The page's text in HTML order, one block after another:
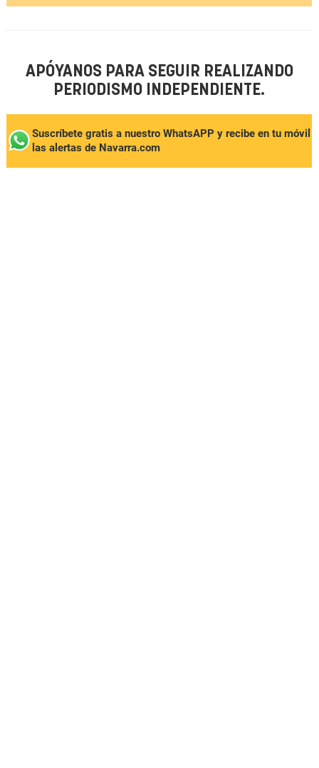
APÓYANOS PARA SEGUIR REALIZANDO
PERIODISMO INDEPENDIENTE.
Suscríbete gratis a nuestro WhatsAPP y recibe en tu móvil
las alertas de Navarra.com